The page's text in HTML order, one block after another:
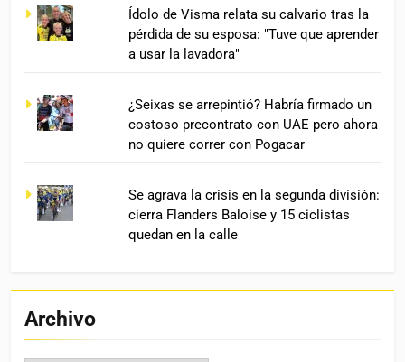
Ídolo de Visma relata su calvario tras la
pérdida de su esposa: "Tuve que aprender
a usar la lavadora"
¿Seixas se arrepintió? Habría firmado un
costoso precontrato con UAE pero ahora
no quiere correr con Pogacar
Se agrava la crisis en la segunda división:
cierra Flanders Baloise y 15 ciclistas
quedan en la calle
Archivo